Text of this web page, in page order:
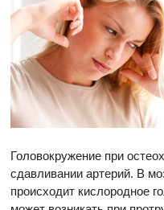
Головокружение при
сдавливании артерий. В
происходит кислородное